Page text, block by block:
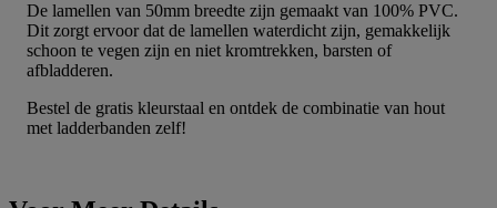
De lamellen van 50mm breedte zijn gemaakt van 100% PVC.
Dit zorgt ervoor dat de lamellen waterdicht zijn, gemakkelijk
schoon te vegen zijn en niet kromtrekken, barsten of
afbladderen.
Bestel de gratis kleurstaal en ontdek de combinatie van hout
met ladderbanden zelf!